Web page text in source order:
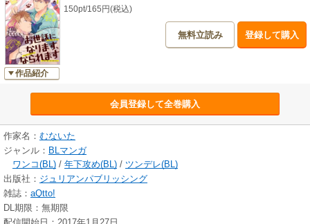
作品紹介
150pt/165円(税込)
無料立読み 登録して購入
会員登録して全巻購入
作家名： むないた
ジャンル： BLマンガ
ワンコ(BL) / 年下攻め(BL) / ツンデレ(BL)
出版社： ジュリアンパブリッシング
雑誌： aQtto!
DL期限：無期限